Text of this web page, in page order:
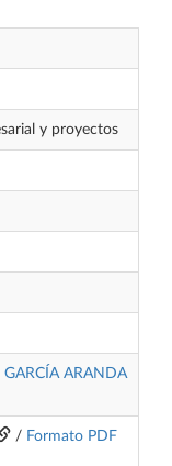
y proyectos
ARANDA
/ Formato PDF